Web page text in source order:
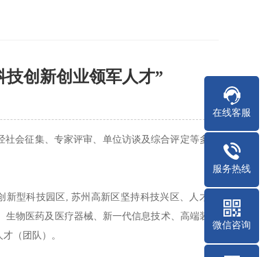
技创新创业领军人才”
会征集、专家评审、单位访谈及综合评定等多个
型科技园区, 苏州高新区坚持科技兴区、人才强
物医药及医疗器械、新一代信息技术、高端装备
（团队）。
在线客服
服务热线
微信咨询